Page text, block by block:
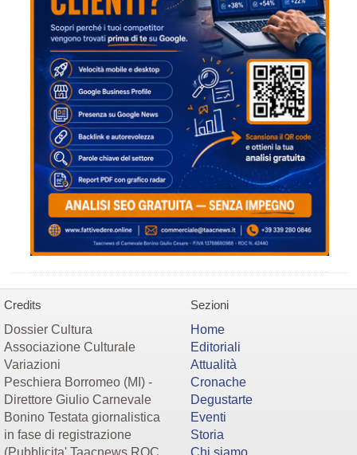
Credits
Dossier Cultura
Associazione Culturale
Variazioni
Peschiera Borromeo (MI) -
Direttore Giulio Carnevale
Bonino Testata giornalistica
in fase di registrazione
Sezioni
Home
Editoriali
Attualità
Cronache
Degustarte
Eventi
Storia